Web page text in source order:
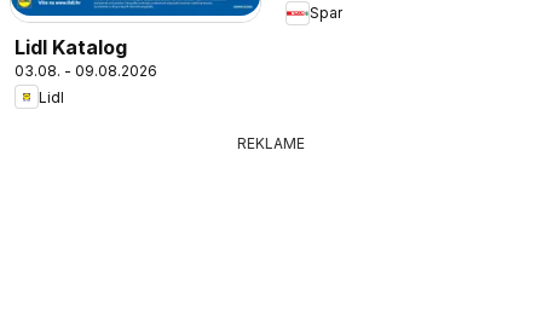
Lidl Katalog
03.08. - 09.08.2026
Lidl
Spar
REKLAME